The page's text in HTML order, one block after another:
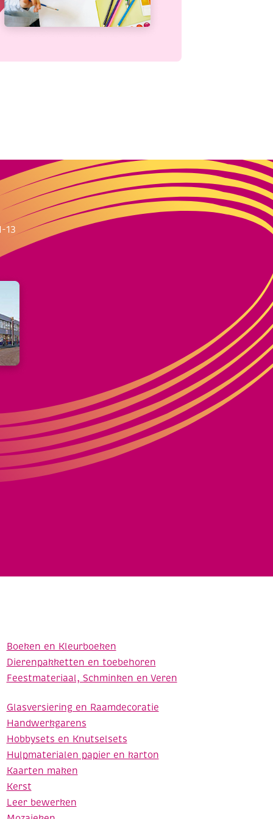
13
Boeken en Kleurboeken
Dierenpakketten en toebehoren
Feestmateriaal, Schminken en Veren
Glasversiering en Raamdecoratie
Handwerkgarens
Hobbysets en Knutselsets
Hulpmaterialen papier en karton
Kaarten maken
Kerst
Leer bewerken